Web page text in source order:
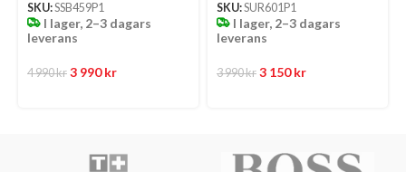
SKU:SSB459P1
I lager, 2–3 dagars
leverans
4 990kr 3 990kr
SKU:SUR601P1
I lager, 2–3 dagars
leverans
3 990kr 3 150kr